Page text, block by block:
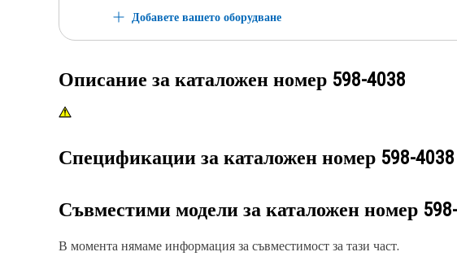
Добавете вашето оборудване
Описание за каталожен номер 598-4038
Спецификации за каталожен номер 598-4038
Съвместими модели за каталожен номер
В момента нямаме информация за съвместимост за тази част.